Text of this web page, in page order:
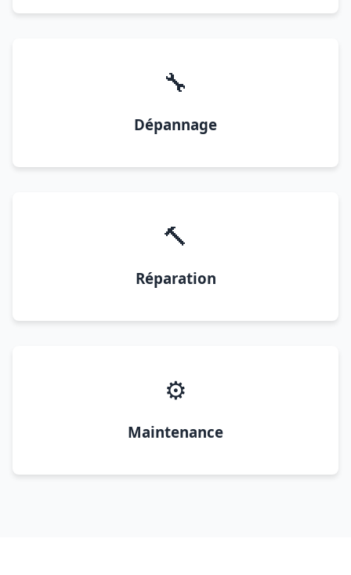
🔧
Dépannage
🔨
Réparation
⚙️
Maintenance